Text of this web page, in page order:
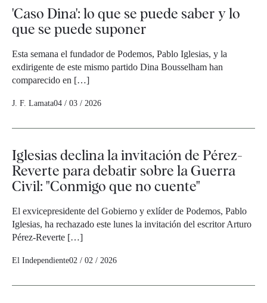
'Caso Dina': lo que se puede saber y lo
que se puede suponer
Esta semana el fundador de Podemos, Pablo Iglesias, y la
exdirigente de este mismo partido Dina Bousselham han
comparecido en […]
J. F. Lamata04 / 03 / 2026
Iglesias declina la invitación de Pérez-
Reverte para debatir sobre la Guerra
Civil: "Conmigo que no cuente"
El exvicepresidente del Gobierno y exlíder de Podemos, Pablo
Iglesias, ha rechazado este lunes la invitación del escritor Arturo
Pérez-Reverte […]
El Independiente02 / 02 / 2026